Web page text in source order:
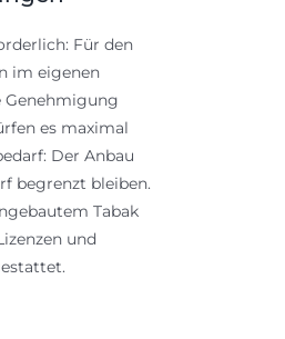
Für den
im eigenen
Genehmigung
es maximal
Der Anbau
begrenzt bleiben.
Tabak
und